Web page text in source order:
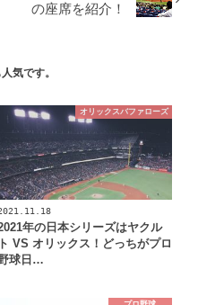
の座席を紹介！
気です。
オリックスバファローズ
年の日本シリーズはヤクル
ト VS オリックス！どっちがプロ
球日…